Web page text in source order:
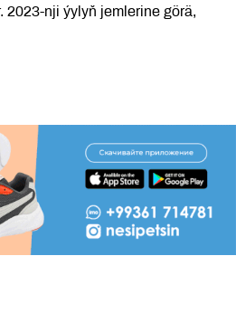
2023-nji ýylyň jemlerine görä,